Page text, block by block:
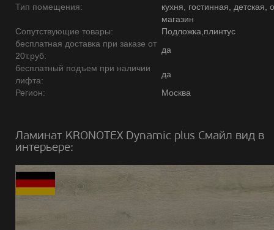
Тип помещения:
кухня, гостинная, детская,
магазин
Сопутствующие товары:
Подложка,плинтус
бесплатная доставка при заказе от
20т.руб:
да
бесплатный подъем при наличии
лифта:
да
Регион:
Москва
Ламинат KRONOTEX Dynamic plus Смайл вид в
интерьере: